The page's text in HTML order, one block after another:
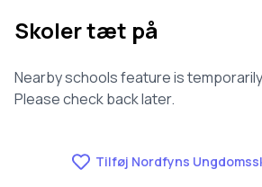
Skoler tæt på
Nearby schools feature is
Please check back later.
Tilføj Nordfyns